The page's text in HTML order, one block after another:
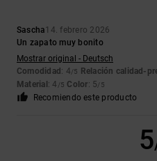
Sascha14. febrero 2026
Un zapato muy bonito
Mostrar original - Deutsch
Comodidad : 4/5 Relación calidad-
Material : 4 /5 Color: 5/5
Recomiendo este producto
5